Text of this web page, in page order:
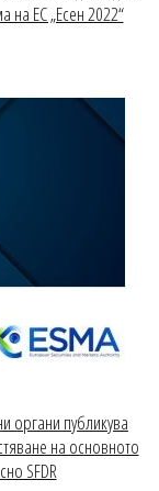
на ЕС „Есен 2022“
органи публикува
на основното
SFDR